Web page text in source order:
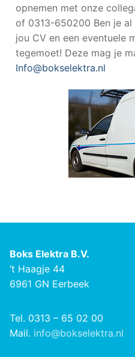
opnemen met onze
of 0313-650200 Ben je
jou CV en een eventuele
tegemoet! Deze mag je
Info@bokselektra.nl
Boks Elektra B.V.
‘t Haagje 44
6961 GN Eerbeek
Tel. 0313 – 65 02 00
Mail. info@bokselektra.nl